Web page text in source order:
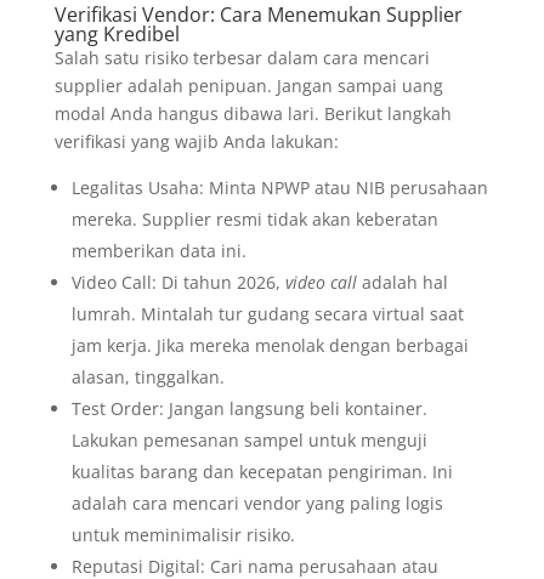
Verifikasi Vendor: Cara Menemukan Supplier
yang Kredibel
Salah satu risiko terbesar dalam cara mencari
supplier adalah penipuan. Jangan sampai uang
modal Anda hangus dibawa lari. Berikut langkah
verifikasi yang wajib Anda lakukan:
Legalitas Usaha: Minta NPWP atau NIB perusahaan
mereka. Supplier resmi tidak akan keberatan
memberikan data ini.
Video Call: Di tahun 2026, video calladalah hal
lumrah. Mintalah tur gudang secara virtual saat
jam kerja. Jika mereka menolak dengan berbagai
alasan, tinggalkan.
Test Order: Jangan langsung beli kontainer.
Lakukan pemesanan sampel untuk menguji
kualitas barang dan kecepatan pengiriman. Ini
adalah cara mencari vendor yang paling logis
untuk meminimalisir risiko.
Reputasi Digital: Cari nama perusahaan atau